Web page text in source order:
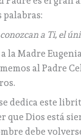
palabras:
a Ti, el
la Madre
al Padre
dedica este
que Dios está
debe